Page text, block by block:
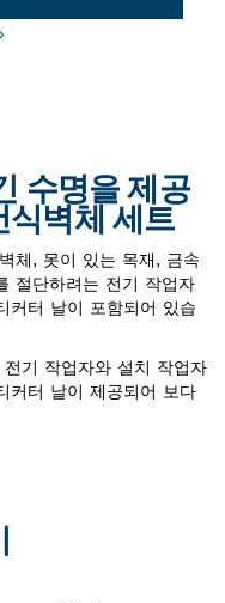
수명을 제공
식벽체 세트
체, 못이 있는 목재, 금속
절단하려는 전기 작업자
커터 날이 포함되어 있습
기 작업자와 설치 작업자
커터 날이 제공되어 보다